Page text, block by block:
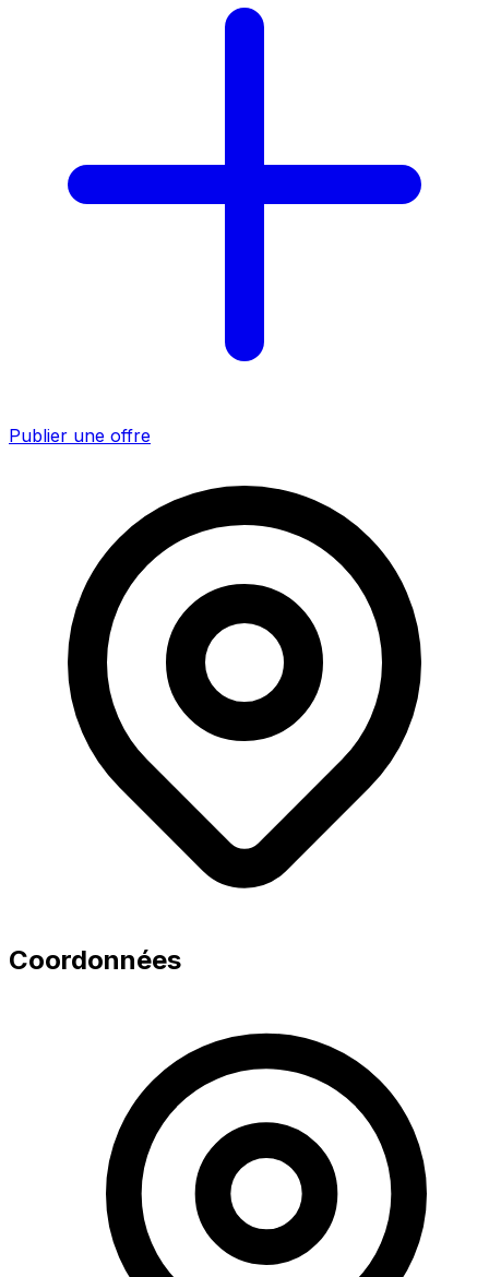
Publier une offre
Coordonnées